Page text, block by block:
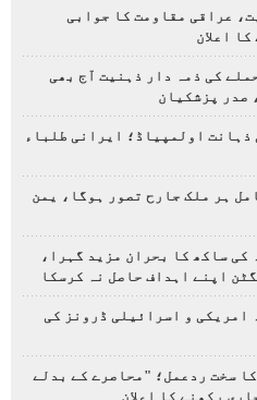
عراقی مقاومت کا جوابی
اعلان
کی ذمہ دار ذہنیت آج بھی
صدر پزشکیان
ذہانت اولمپیاڈ؛ ایرانی طلباء
ہر ملک جارح تصور ہوگا، یمن
کی ساکھ کا بحران مزید گہرا،
اپنے اہداف حاصل نہ کرسکا
امریکی و اسرائیلی ڈرونز کی
سخت ردعمل؛ "محاصرے کے بدلے
رکھنے کا اعلان